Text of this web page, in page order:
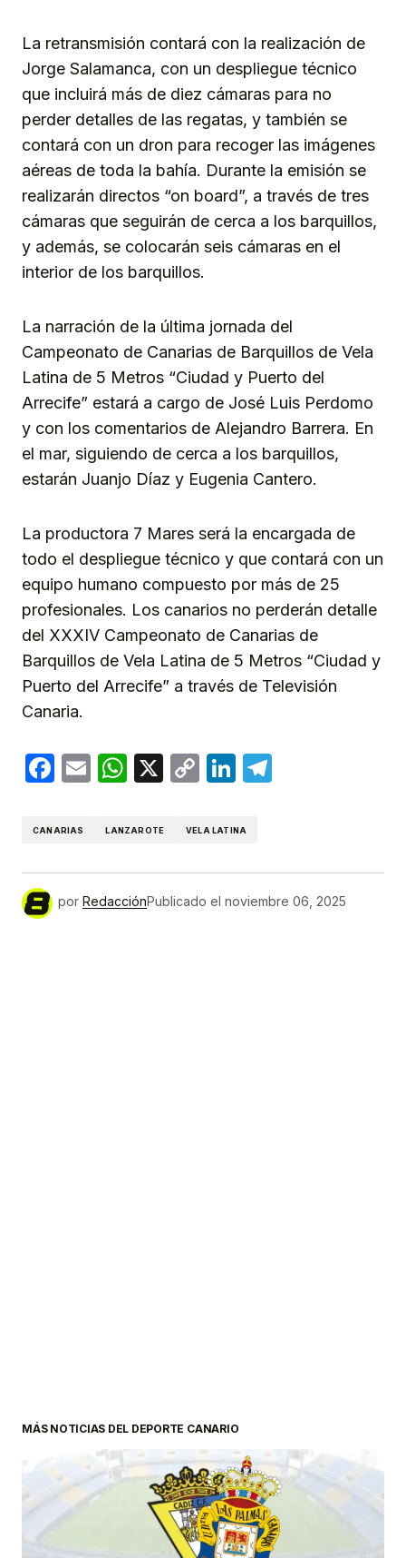
La retransmisión contará con la realización de
Jorge Salamanca, con un despliegue técnico
que incluirá más de diez cámaras para no
perder detalles de las regatas, y también se
contará con un dron para recoger las imágenes
aéreas de toda la bahía. Durante la emisión se
realizarán directos “on board”, a través de tres
cámaras que seguirán de cerca a los barquillos,
y además, se colocarán seis cámaras en el
interior de los barquillos.
La narración de la última jornada del
Campeonato de Canarias de Barquillos de Vela
Latina de 5 Metros “Ciudad y Puerto del
Arrecife” estará a cargo de José Luis Perdomo
y con los comentarios de Alejandro Barrera. En
el mar, siguiendo de cerca a los barquillos,
estarán Juanjo Díaz y Eugenia Cantero.
La productora 7 Mares será la encargada de
todo el despliegue técnico y que contará con un
equipo humano compuesto por más de 25
profesionales. Los canarios no perderán detalle
del XXXIV Campeonato de Canarias de
Barquillos de Vela Latina de 5 Metros “Ciudad y
Puerto del Arrecife” a través de Televisión
Canaria.
Facebook
EmailWhatsApp
X
CopyLinkedIn
CANARIAS LANZAROTE VELA LATINA
por RedacciónPublicado el noviembre 06, 2025
MÁS NOTICIAS DEL DEPORTE CANARIO